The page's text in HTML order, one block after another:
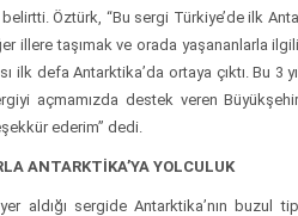
Öztürk, “Bu sergi Türkiye’de ilk
illere taşımak ve orada yaşananlarla
ilk defa Antarktika’da ortaya çıktı. Bu
açmamızda destek veren
ederim” dedi.
ANTARKTİKA’YA YOLCULUK
aldığı sergide Antarktika’nın buzul